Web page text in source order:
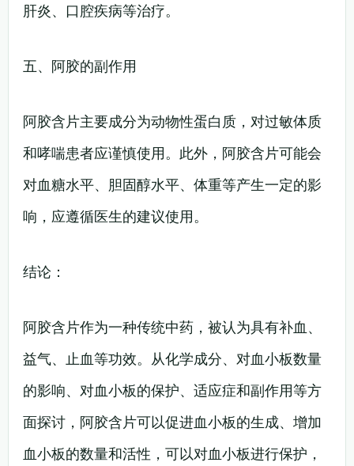
肝炎、口腔疾病等治疗。
五、阿胶的副作用
阿胶含片主要成分为动物性蛋白质，对过敏体质
和哮喘患者应谨慎使用。此外，阿胶含片可能会
对血糖水平、胆固醇水平、体重等产生一定的影
响，应遵循医生的建议使用。
结论：
阿胶含片作为一种传统中药，被认为具有补血、
益气、止血等功效。从化学成分、对血小板数量
的影响、对血小板的保护、适应症和副作用等方
面探讨，阿胶含片可以促进血小板的生成、增加
血小板的数量和活性，可以对血小板进行保护，